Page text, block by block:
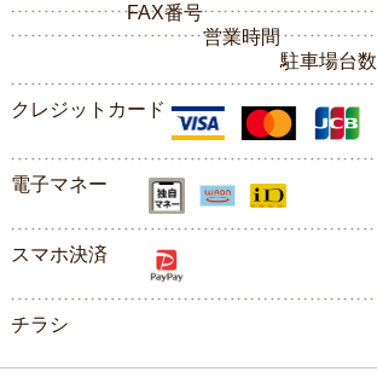
FAX番号
営業時間
駐車場台数
クレジットカード
電子マネー
スマホ決済
チラシ